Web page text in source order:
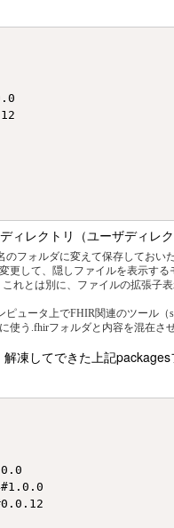
ィレクトリ（ユーザディレ
フォルダに変えて保存してお
更して、隠しファイルを表示す
れとは別に、ファイルの拡張子
ュータ上でFHIR関連のツール
使う.fhirフォルダと内容を混在
凍してできた上記